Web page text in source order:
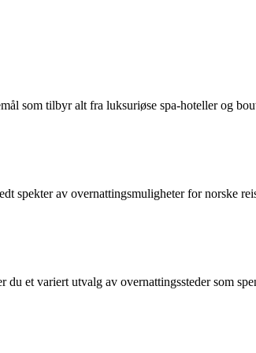
som tilbyr alt fra luksuriøse spa-hoteller og
spekter av overnattingsmuligheter for norske
et variert utvalg av overnattingssteder som